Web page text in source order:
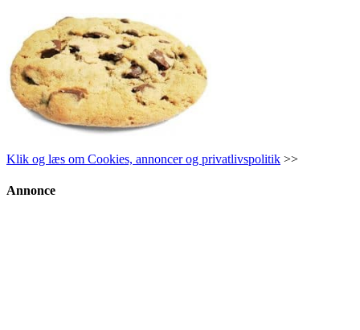
Klik og læs om Cookies, annoncer og privatlivspolitik >>
Annonce